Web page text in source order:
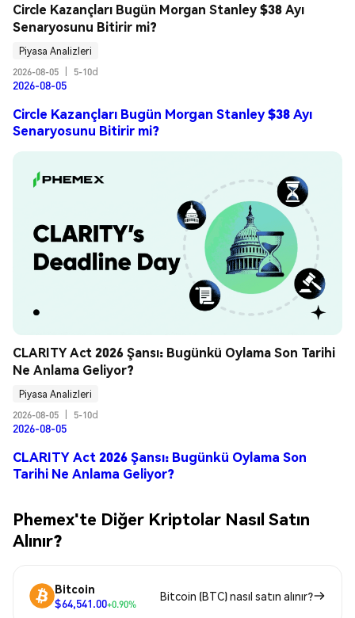
Circle Kazançları Bugün Morgan Stanley $38 Ayı
Senaryosunu Bitirir mi?
Piyasa Analizleri
2026-08-05
5-10d
2026-08-05
Circle Kazançları Bugün Morgan Stanley $38 Ayı
Senaryosunu Bitirir mi?
CLARITY Act 2026 Şansı: Bugünkü Oylama Son Tarihi
Ne Anlama Geliyor?
Piyasa Analizleri
2026-08-05
5-10d
2026-08-05
CLARITY Act 2026 Şansı: Bugünkü Oylama Son
Tarihi Ne Anlama Geliyor?
Phemex'te Diğer Kriptolar Nasıl Satın
Alınır?
Bitcoin
$64,541.00+0.90%
Bitcoin (BTC) nasıl satın alınır?